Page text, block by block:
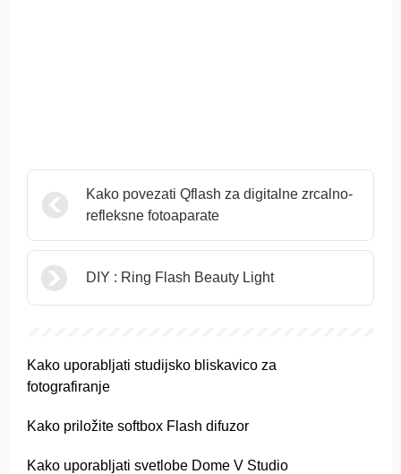
Kako povezati Qflash za digitalne zrcalno-
refleksne fotoaparate
DIY : Ring Flash Beauty Light
Kako uporabljati studijsko bliskavico za
fotografiranje
Kako priložite softbox Flash difuzor
Kako uporabljati svetlobe Dome V Studio